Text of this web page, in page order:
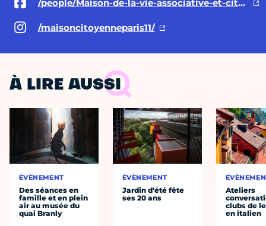
/people/Maison-de-la-vie-associative-et-citoyenne-du-11e/100088124313827/
/maisoncitoyenneparis11/
À LIRE AUSSI
ÉVÈNEMENT
Des séances en
famille et en plein
air au musée du
quai Branly
ÉVÈNEMENT
Jardin d'été fête
ses 20 ans
Ateliers
clubs de
en italien